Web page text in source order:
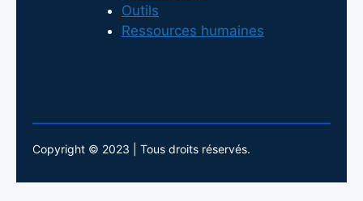
Outils
Ressources humaines
Copyright © 2023 | Tous droits réservés.